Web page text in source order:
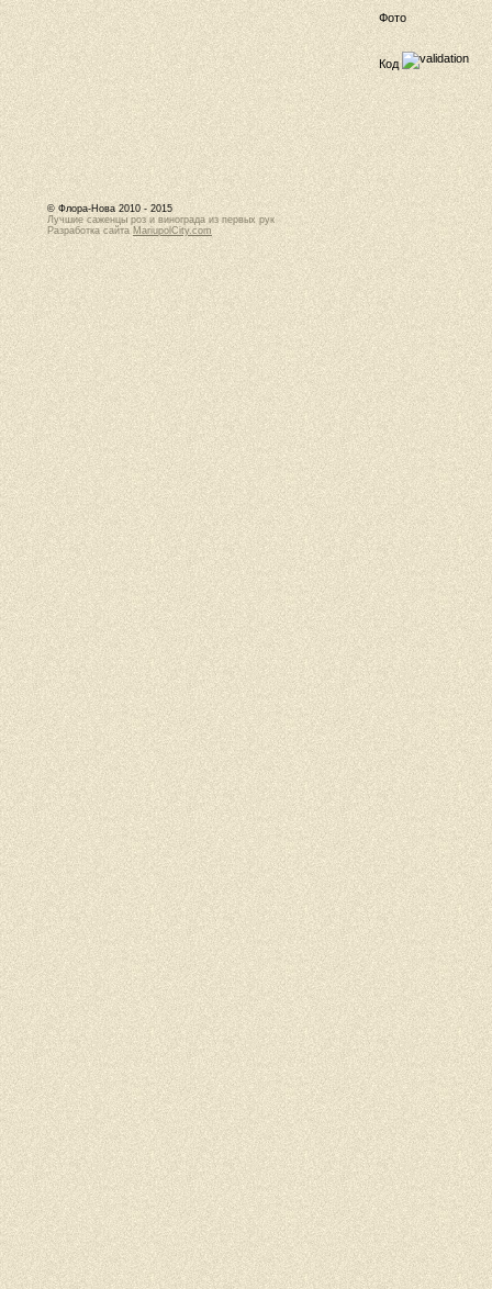
Фото
Код
© Флора-Нова 2010 - 2015
Лучшие саженцы роз и винограда из первых рук
Разработка сайта MariupolCity.com